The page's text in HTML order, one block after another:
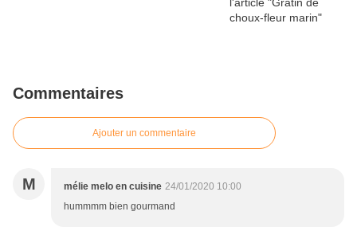
Commentaires
Ajouter un commentaire
M mélie melo en cuisine 24/01/2020 10:00
hummmm bien gourmand